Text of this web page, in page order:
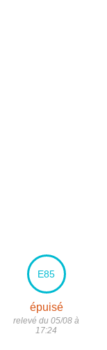
E85
épuisé
relevé du 05/08 à
17:24